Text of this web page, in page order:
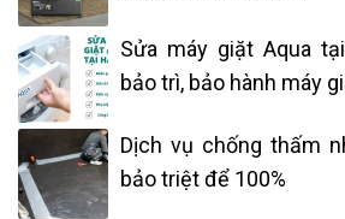
Sửa máy giặt Aqua
bảo trì, bảo hành máy
Dịch vụ chống thấm
bảo triệt để 100%